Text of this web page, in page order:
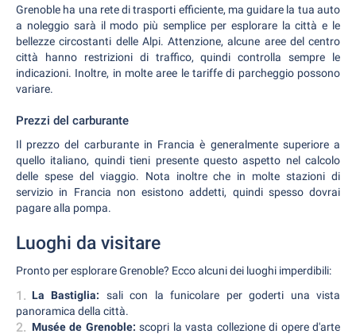
Grenoble ha una rete di trasporti efficiente, ma guidare la tua auto
a noleggio sarà il modo più semplice per esplorare la città e le
bellezze circostanti delle Alpi. Attenzione, alcune aree del centro
città hanno restrizioni di traffico, quindi controlla sempre le
indicazioni. Inoltre, in molte aree le tariffe di parcheggio possono
variare.
Prezzi del carburante
Il prezzo del carburante in Francia è generalmente superiore a
quello italiano, quindi tieni presente questo aspetto nel calcolo
delle spese del viaggio. Nota inoltre che in molte stazioni di
servizio in Francia non esistono addetti, quindi spesso dovrai
pagare alla pompa.
Luoghi da visitare
Pronto per esplorare Grenoble? Ecco alcuni dei luoghi imperdibili:
La Bastiglia: sali con la funicolare per goderti una vista
panoramica della città.
Musée de Grenoble: scopri la vasta collezione di opere d'arte